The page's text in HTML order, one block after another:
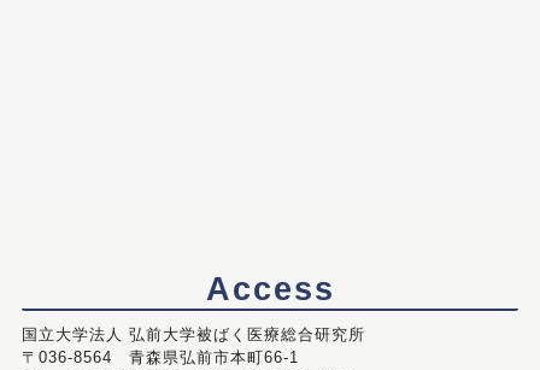
Access
国立大学法人 弘前大学被ばく医療総合研究所
〒036-8564 青森県弘前市本町66-1